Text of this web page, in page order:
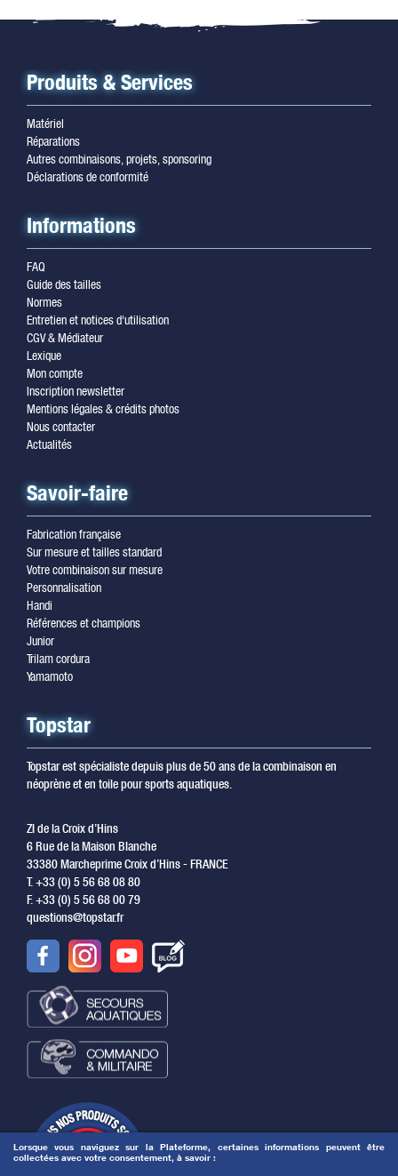
Lorsque vous naviguez sur la Plateforme, certaines informations peuvent être
collectées avec votre consentement, à savoir :
Produits & Services
Matériel
Réparations
Autres combinaisons, projets, sponsoring
Déclarations de conformité
Informations
FAQ
Guide des tailles
Normes
Entretien et notices d'utilisation
CGV & Médiateur
Lexique
Mon compte
Inscription newsletter
Mentions légales & crédits photos
Nous contacter
Actualités
Savoir-faire
Fabrication française
Sur mesure et tailles standard
Votre combinaison sur mesure
Personnalisation
Handi
Références et champions
Junior
Trilam cordura
Yamamoto
Topstar
Topstar est spécialiste depuis plus de 50 ans de la combinaison en
néoprène et en toile pour sports aquatiques.
ZI de la Croix d’Hins
6 Rue de la Maison Blanche
33380 Marcheprime Croix d’Hins - FRANCE
T. +33 (0) 5 56 68 08 80
F. +33 (0) 5 56 68 00 79
questions@topstar.fr